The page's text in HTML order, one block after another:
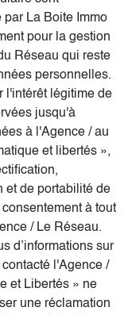
La Boite Immo
pour la gestion
Réseau qui reste
personnelles.
l'intérêt légitime de
jusqu'à
à l'Agence / au
et libertés »,
et de portabilité de
à tout
/ Le Réseau.
d’informations sur
l'Agence /
et Libertés » ne
une réclamation